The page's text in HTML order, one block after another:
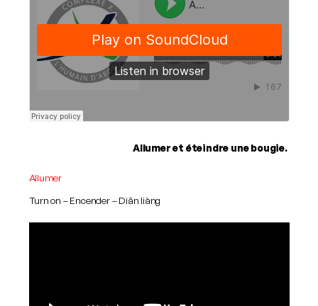
Allumer et éteindre une bougie.
Allumer
Turn on – Encender – Diăn liàng